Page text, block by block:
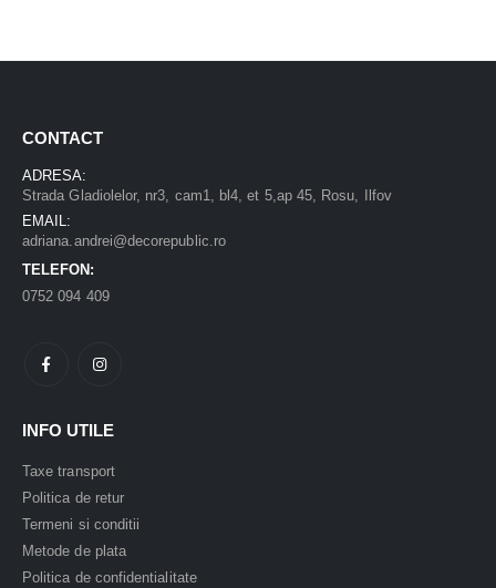
CONTACT
ADRESA:
Strada Gladiolelor, nr3, cam1, bl4, et 5,ap 45, Rosu, Ilfov
EMAIL:
adriana.andrei@decorepublic.ro
TELEFON:
0752 094 409
INFO UTILE
Taxe transport
Politica de retur
Termeni si conditii
Metode de plata
Politica de confidentialitate